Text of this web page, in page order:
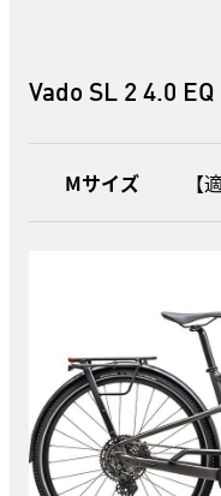
Vado SL 2 4.0 EQ
Mサイズ 【